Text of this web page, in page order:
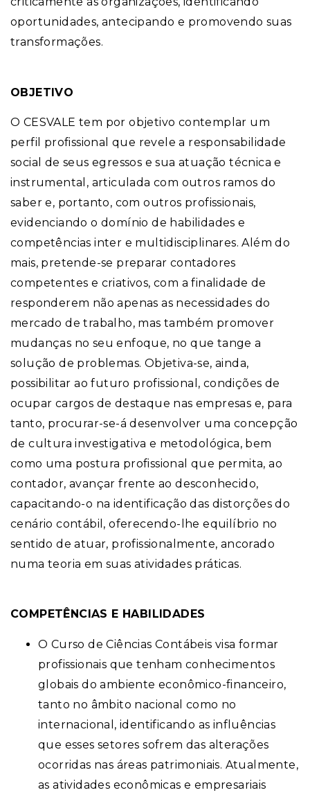
oportunidades, antecipando e promovendo suas
transformações.
OBJETIVO
O CESVALE tem por objetivo contemplar um
perfil profissional que revele a responsabilidade
social de seus egressos e sua atuação técnica e
instrumental, articulada com outros ramos do
saber e, portanto, com outros profissionais,
evidenciando o domínio de habilidades e
competências inter e multidisciplinares. Além do
mais, pretende-se preparar contadores
competentes e criativos, com a finalidade de
responderem não apenas as necessidades do
mercado de trabalho, mas também promover
mudanças no seu enfoque, no que tange a
solução de problemas. Objetiva-se, ainda,
possibilitar ao futuro profissional, condições de
ocupar cargos de destaque nas empresas e, para
tanto, procurar-se-á desenvolver uma concepção
de cultura investigativa e metodológica, bem
como uma postura profissional que permita, ao
contador, avançar frente ao desconhecido,
capacitando-o na identificação das distorções do
cenário contábil, oferecendo-lhe equilíbrio no
sentido de atuar, profissionalmente, ancorado
numa teoria em suas atividades práticas.
COMPETÊNCIAS E HABILIDADES
O Curso de Ciências Contábeis visa formar
profissionais que tenham conhecimentos
globais do ambiente econômico-financeiro,
tanto no âmbito nacional como no
internacional, identificando as influências
que esses setores sofrem das alterações
ocorridas nas áreas patrimoniais. Atualmente,
as atividades econômicas e empresariais